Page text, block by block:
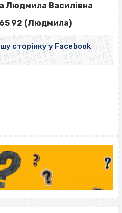
Людмила Василівна
65 92 (Людмила)ТРИ НУЛІ
ТРИ НУЛІ
ТРИ НУЛІ
ТРИ НУЛІ
ТРИ НУЛІ
ТРИ НУЛІ
ТРИ НУЛІ
ТРИ НУЛІ
сторінку у Facebook